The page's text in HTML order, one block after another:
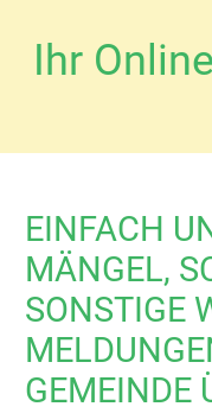
Ihr
EINFACH
MÄNGEL,
SONSTIGE
GEMEINDE